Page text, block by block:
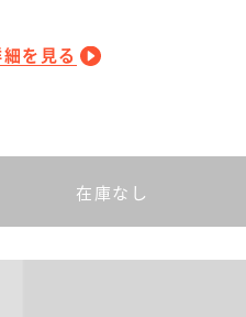
を見る
在庫なし